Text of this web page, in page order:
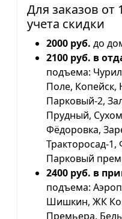
Для заказов от
учета скидки
2000 руб. до
2100 руб. в
подъема:
Поле, Копейск,
Парковый-2,
Прудный,
Фёдоровка,
Тракторосад-1,
Парковый
2400 руб. в
подъема:
Шишкин, ЖК
Премьера,